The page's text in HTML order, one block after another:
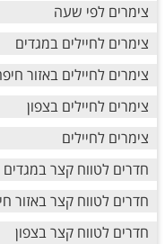
צימרים לפי שעה
צימרים לחיילים במגדים
צימרים לחיילים באזור
צימרים לחיילים בצפון
צימרים לחיילים
חדרים לטווח קצר במגדים
חדרים לטווח קצר באזור
חדרים לטווח קצר בצפון